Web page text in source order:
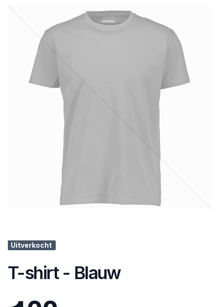
Uitverkocht
T-shirt - Blauw